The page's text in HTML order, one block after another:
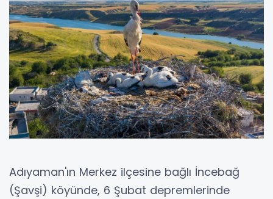
Adıyaman'ın Merkez ilçesine bağlı İncebağ
(Şavşi) köyünde, 6 Şubat depremlerinde